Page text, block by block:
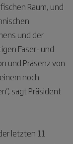
Raum, und
und der
Faser- und
und Präsenz von
noch
sagt Präsident
letzten 11